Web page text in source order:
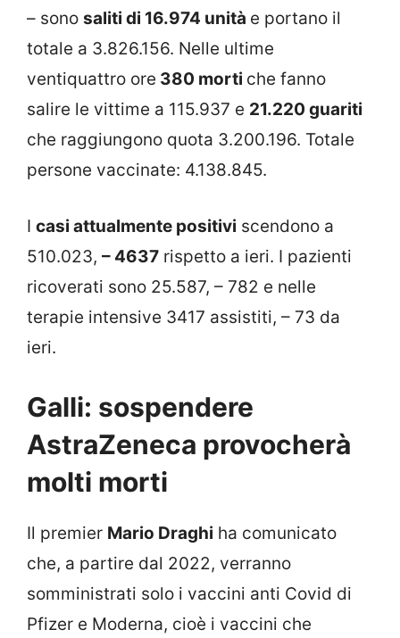
– sono saliti di 16.974 unità e portano il
totale a 3.826.156. Nelle ultime
ventiquattro ore 380 morti che fanno
salire le vittime a 115.937 e 21.220 guariti
che raggiungono quota 3.200.196. Totale
persone vaccinate: 4.138.845.
I casi attualmente positivi scendono a
510.023, – 4637 rispetto a ieri. I pazienti
ricoverati sono 25.587, – 782 e nelle
terapie intensive 3417 assistiti, – 73 da
ieri.
Galli: sospendere
AstraZeneca provocherà
molti morti
Il premier Mario Draghi ha comunicato
che, a partire dal 2022, verranno
somministrati solo i vaccini anti Covid di
Pfizer e Moderna, cioè i vaccini che